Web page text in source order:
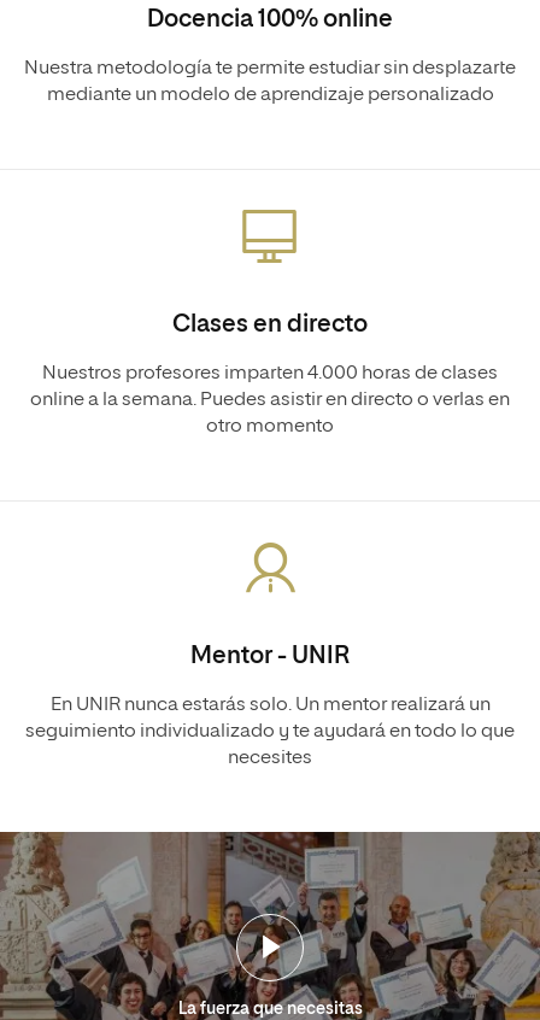
Docencia 100% online
Nuestra metodología te permite estudiar sin desplazarte
mediante un modelo de aprendizaje personalizado
Clases en directo
Nuestros profesores imparten 4.000 horas de clases
online a la semana. Puedes asistir en directo o verlas en
otro momento
Mentor - UNIR
En UNIR nunca estarás solo. Un mentor realizará un
seguimiento individualizado y te ayudará en todo lo que
necesites
La fuerza que necesitas